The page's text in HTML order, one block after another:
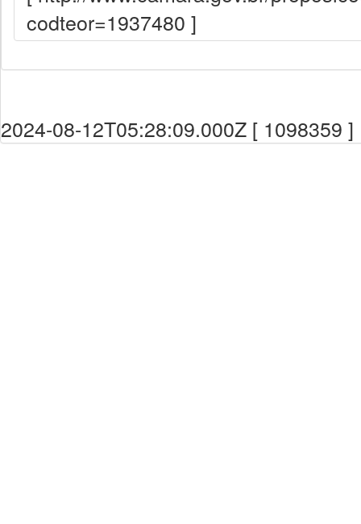
codteor=1937480 ]
2024-08-12T05:28:09.000Z [ 1098359 ]